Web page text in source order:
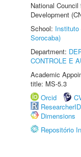
National
Development
School: Instituto
Sorocaba)
Department:
CONTROLE E
Academic
title: MS-5.3
Orcid
ResearcherID
Dimensions
Repositório